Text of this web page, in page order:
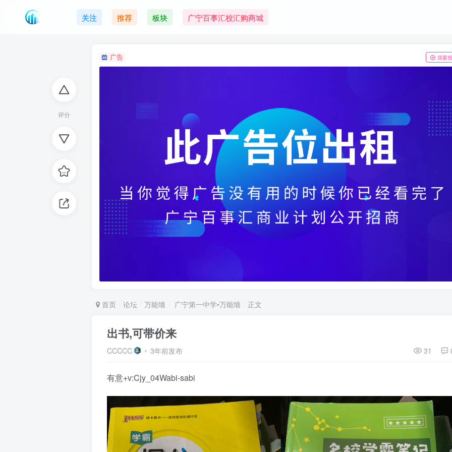
关注 推荐 板块 广宁百事汇校汇购商城
评分
广告 我要
首页 论坛 万能墙 广宁第一中学•万能墙 正文
出书,可带价来
CCCCC 3年前发布 31
有意+v:Cjy_04Wabi-sabi